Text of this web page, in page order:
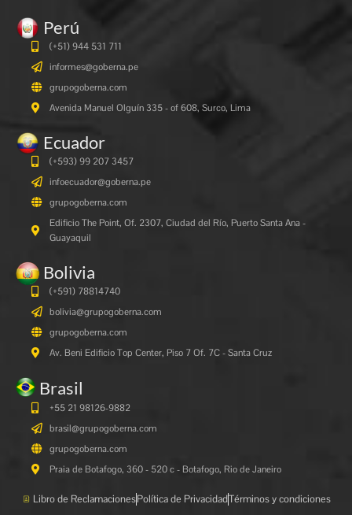
Perú
(+51) 944 531 711
informes@goberna.pe
grupogoberna.com
Avenida Manuel Olguín 335 - of 608, Surco, Lima
Ecuador
(+593) 99 207 3457
infoecuador@goberna.pe
grupogoberna.com
Edificio The Point, Of. 2307, Ciudad del Río, Puerto Santa Ana -
Guayaquil
Bolivia
(+591) 78814740
bolivia@grupogoberna.com
grupogoberna.com
Av. Beni Edificio Top Center, Piso 7 Of. 7C - Santa Cruz
Brasil
+55 21 98126-9882
brasil@grupogoberna.com
grupogoberna.com
Praia de Botafogo, 360 - 520 c - Botafogo, Rio de Janeiro
Libro de ReclamacionesPolítica de PrivacidadTérminos y condiciones